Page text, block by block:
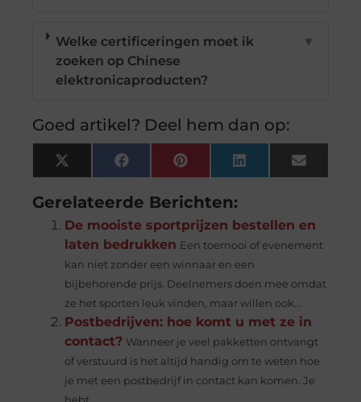
Welke certificeringen moet ik
zoeken op Chinese
elektronicaproducten?
▼
Goed artikel? Deel hem dan op:
X
(Twitter)
FacebookPinterestLinkedInEmail
Gerelateerde Berichten:
De mooiste sportprijzen bestellen en
laten bedrukken Een toernooi of evenement
kan niet zonder een winnaar en een
bijbehorende prijs. Deelnemers doen mee omdat
ze het sporten leuk vinden, maar willen ook...
Postbedrijven: hoe komt u met ze in
contact? Wanneer je veel pakketten ontvangt
of verstuurd is het altijd handig om te weten hoe
je met een postbedrijf in contact kan komen. Je